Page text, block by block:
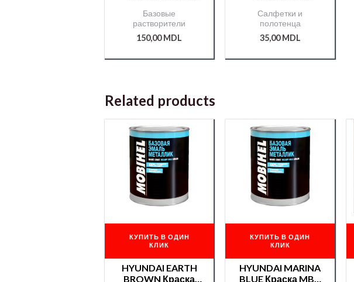
Базовые
растворители
150,00MDL
Салфетки и
полотенца
35,00MDL
Related products
КУПИТЬ В ОДИН
КЛИК
HYUNDAI EARTH
BROWN Краска
КУПИТЬ В ОДИН
КЛИК
HYUNDAI MARINA
BLUE Краска MBH